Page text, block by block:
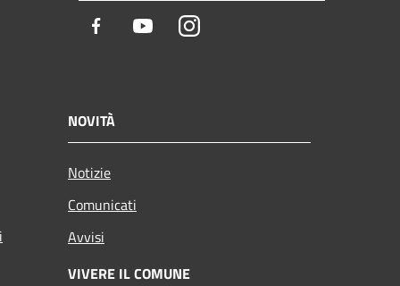
Facebook YoutubeInstagram
NOVITÀ
Notizie
Comunicati
Avvisi
VIVERE IL COMUNE